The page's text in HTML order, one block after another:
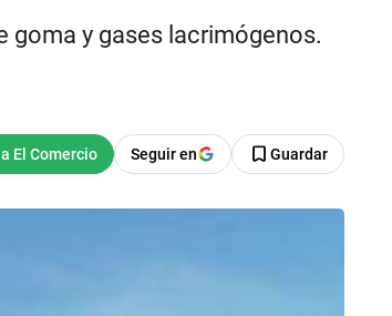
goma y gases lacrimógenos.
Seguir en Guardar